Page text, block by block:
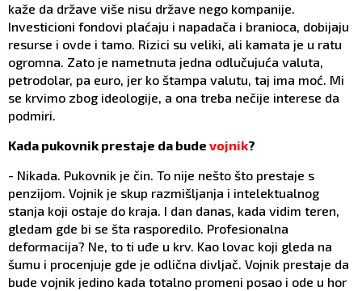
kaže da države više nisu države nego kompanije.
Investicioni fondovi plaćaju i napadača i branioca, dobijaju
resurse i ovde i tamo. Rizici su veliki, ali kamata je u ratu
ogromna. Zato je nametnuta jedna odlučujuća valuta,
petrodolar, pa euro, jer ko štampa valutu, taj ima moć. Mi
se krvimo zbog ideologije, a ona treba nečije interese da
podmiri.
Kada pukovnik prestaje da bude vojnik?
- Nikada. Pukovnik je čin. To nije nešto što prestaje s
penzijom. Vojnik je skup razmišljanja i intelektualnog
stanja koji ostaje do kraja. I dan danas, kada vidim teren,
gledam gde bi se šta rasporedilo. Profesionalna
deformacija? Ne, to ti uđe u krv. Kao lovac koji gleda na
šumu i procenjuje gde je odlična divljač. Vojnik prestaje da
bude vojnik jedino kada totalno promeni posao i ode u hor